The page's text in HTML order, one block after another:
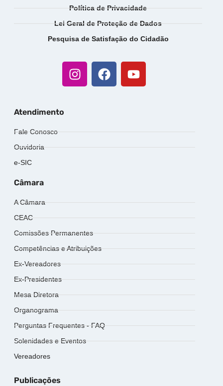
Política de Privacidade
Lei Geral de Proteção de Dados
Pesquisa de Satisfação do Cidadão
Atendimento
Fale Conosco
Ouvidoria
e-SIC
Câmara
A Câmara
CEAC
Comissões Permanentes
Competências e Atribuições
Ex-Vereadores
Ex-Presidentes
Mesa Diretora
Organograma
Perguntas Frequentes - FAQ
Solenidades e Eventos
Vereadores
Publicações